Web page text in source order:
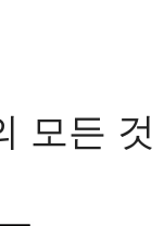
모든 것